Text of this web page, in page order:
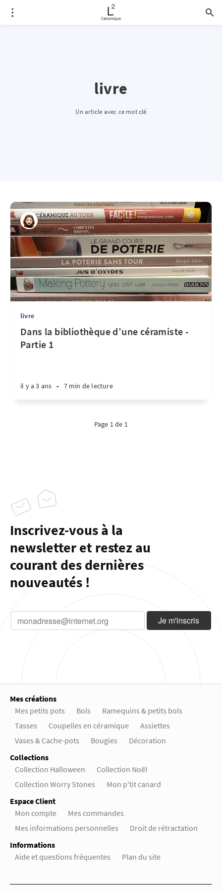
livre
Un article avec ce mot clé
livre
Dans la bibliothèque d’une céramiste -
Partie 1
il y a 3 ans • 7 min de lecture
Page 1 de 1
Inscrivez-vous à la
newsletter et restez au
courant des dernières
nouveautés !
Mes créations
Mes petits pots
Bols
Ramequins & petits bols
Tasses
Coupelles en céramique
Assiettes
Vases & Cache-pots
Bougies
Décoration
Collections
Collection Halloween
Collection Noël
Collection Worry Stones
Mon p'tit canard
Espace Client
Mon compte
Mes commandes
Mes informations personnelles
Droit de rétractation
Informations
Aide et questions fréquentes
Plan du site